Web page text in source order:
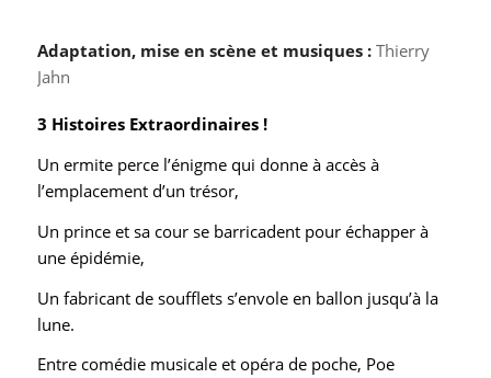
Adaptation, mise en scène et musiques : Thierry
Jahn
3 Histoires Extraordinaires !
Un ermite perce l’énigme qui donne à accès à
l’emplacement d’un trésor,
Un prince et sa cour se barricadent pour échapper à
une épidémie,
Un fabricant de soufflets s’envole en ballon jusqu’à la
lune.
Entre comédie musicale et opéra de poche, Poe